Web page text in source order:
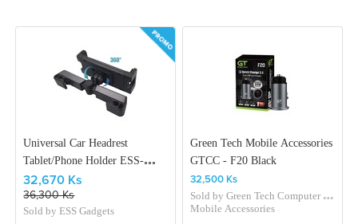
Universal Car Headrest
Tablet/Phone Holder ESS-
0000711
32,670 Ks
36,300 Ks
Sold byESS Gadgets
Green Tech Mobile Accessories
GTCC - F20 Black
32,500 Ks
Sold byGreen Tech Computer &
Mobile Accessories